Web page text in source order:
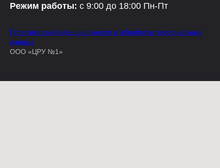
Режим работы: с 9:00 до 18:00 Пн-Пт
Политика конфиденциальности и обработки персональных
данных
ООО «ЦРУ №1»